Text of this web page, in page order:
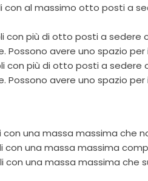
con al massimo otto posti a
con più di otto posti a sedere
Possono avere uno spazio per
con più di otto posti a sedere
Possono avere uno spazio per
con una massa massima che
con una massa massima
con una massa massima che